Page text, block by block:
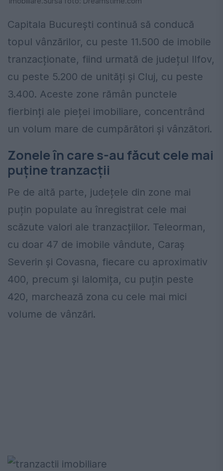
Capitala București continuă să conducă
topul vânzărilor, cu peste 11.500 de imobile
tranzacționate, fiind urmată de județul Ilfov,
cu peste 5.200 de unități și Cluj, cu peste
3.400. Aceste zone rămân punctele
fierbinți ale pieței imobiliare, concentrând
un volum mare de cumpărători și vânzători.
Zonele în care s-au făcut cele mai
puține tranzacții
Pe de altă parte, județele din zone mai
puțin populate au înregistrat cele mai
scăzute valori ale tranzacțiilor. Teleorman,
cu doar 47 de imobile vândute, Caraș
Severin și Covasna, fiecare cu aproximativ
400, precum și Ialomița, cu puțin peste
420, marchează zona cu cele mai mici
volume de vânzări.